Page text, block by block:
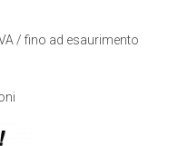
/ fino ad esaurimento